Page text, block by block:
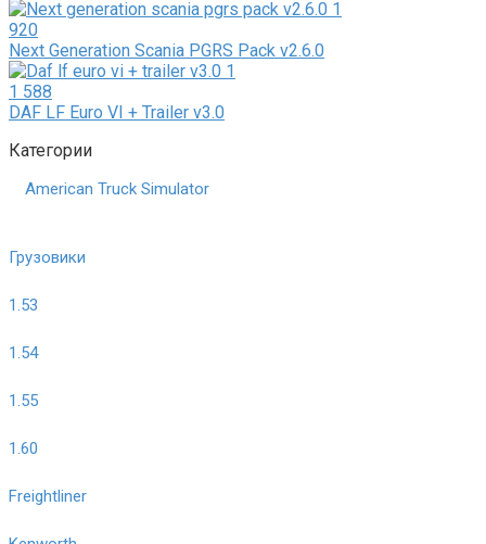
920
Next Generation Scania PGRS Pack v2.6.0
1 588
DAF LF Euro VI + Trailer v3.0
Категории
American Truck Simulator
Грузовики
1.53
1.54
1.55
1.60
Freightliner